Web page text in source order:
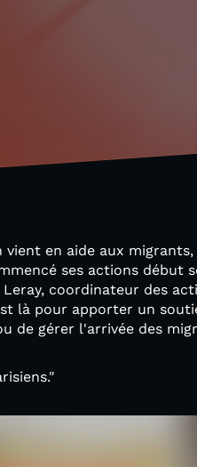
vient en aide aux
ses actions début
coordinateur des
là pour apporter un
de gérer l'arrivée des